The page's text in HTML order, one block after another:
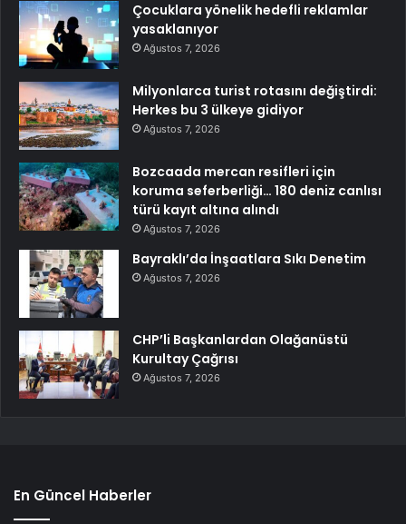
Çocuklara yönelik hedefli reklamlar
yasaklanıyor
Ağustos 7, 2026
Milyonlarca turist rotasını değiştirdi:
Herkes bu 3 ülkeye gidiyor
Ağustos 7, 2026
Bozcaada mercan resifleri için
koruma seferberliği… 180 deniz canlısı
türü kayıt altına alındı
Ağustos 7, 2026
Bayraklı’da İnşaatlara Sıkı Denetim
Ağustos 7, 2026
CHP’li Başkanlardan Olağanüstü
Kurultay Çağrısı
Ağustos 7, 2026
En Güncel Haberler